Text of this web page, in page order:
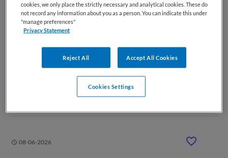
Deze vacature Arts medische arrestantenzorg bij Arts en
Zorg Groep is niet meer actueel. Hieronder staan enkele
vergelijkbare vacatures die voor u wellicht interessant zijn.
Gerelateerde vacatures op Medische
banenbank | Werk(t) in zorg en welzijn
08-06-2026
cookies, we only place the strictly necessary and analytical cookies. These do
not record any information about you as a person. You can indicate this under
"manage preferences"
Privacy Statement
Reject All Accept All Cookies
Cookies Settings